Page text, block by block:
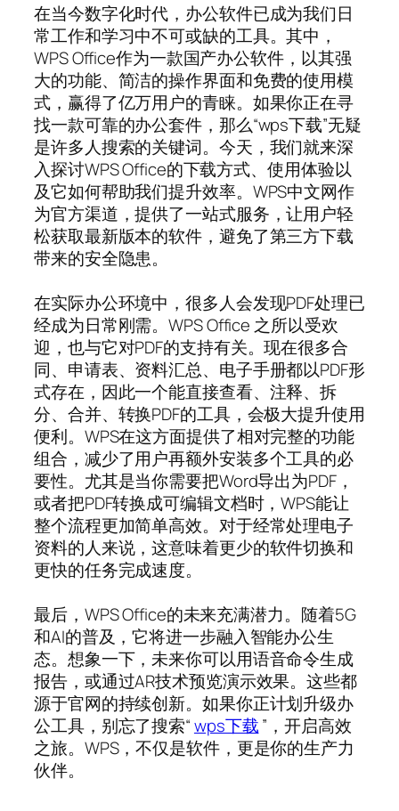
在当今数字化时代，办公软件已成为我们日
常工作和学习中不可或缺的工具。其中，
WPS Office作为一款国产办公软件，以其强
大的功能、简洁的操作界面和免费的使用模
式，赢得了亿万用户的青睐。如果你正在寻
找一款可靠的办公套件，那么“wps下载”无疑
是许多人搜索的关键词。今天，我们就来深
入探讨WPS Office的下载方式、使用体验以
及它如何帮助我们提升效率。WPS中文网作
为官方渠道，提供了一站式服务，让用户轻
松获取最新版本的软件，避免了第三方下载
带来的安全隐患。
在实际办公环境中，很多人会发现PDF处理已
经成为日常刚需。WPS Office 之所以受欢
迎，也与它对PDF的支持有关。现在很多合
同、申请表、资料汇总、电子手册都以PDF形
式存在，因此一个能直接查看、注释、拆
分、合并、转换PDF的工具，会极大提升使用
便利。WPS在这方面提供了相对完整的功能
组合，减少了用户再额外安装多个工具的必
要性。尤其是当你需要把Word导出为PDF，
或者把PDF转换成可编辑文档时，WPS能让
整个流程更加简单高效。对于经常处理电子
资料的人来说，这意味着更少的软件切换和
更快的任务完成速度。
最后，WPS Office的未来充满潜力。随着5G
和AI的普及，它将进一步融入智能办公生
态。想象一下，未来你可以用语音命令生成
报告，或通过AR技术预览演示效果。这些都
源于官网的持续创新。如果你正计划升级办
公工具，别忘了搜索“wps下载”，开启高效
之旅。WPS，不仅是软件，更是你的生产力
伙伴。